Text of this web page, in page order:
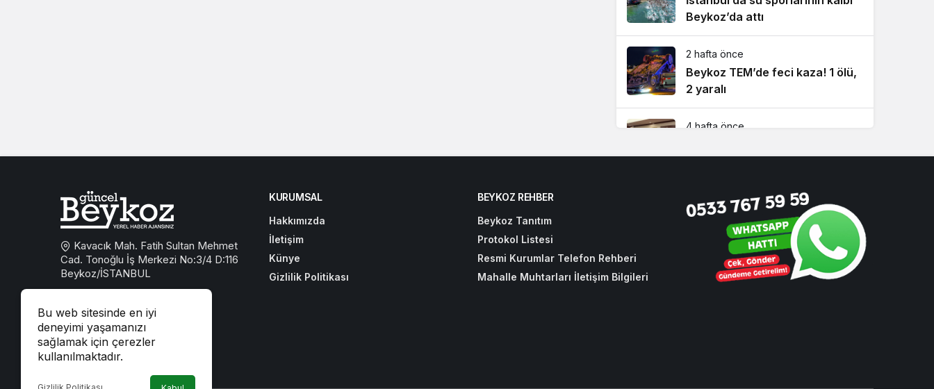
Beykoz’da attı
2 hafta önce
Beykoz TEM’de feci kaza! 1 ölü,
2 yaralı
4 hafta önce
2 hafta önce
Riva’da yılların sorununa ilk
kazma vuruldu!
Bu web sitesinde en iyi
deneyimi yaşamanızı
sağlamak için çerezler
kullanılmaktadır.
Kavacık Mah. Fatih Sultan Mehmet
Cad. Tonoğlu İş Merkezi No:3/4 D:116
Beykoz/İSTANBUL
beykozguncel@gmail.com
iletisim@beykozguncel.com
KURUMSAL
Hakkımızda
İletişim
Künye
Gizlilik Politikası
BEYKOZ REHBER
Beykoz Tanıtım
Protokol Listesi
Resmi Kurumlar Telefon Rehberi
Mahalle Muhtarları İletişim Bilgileri